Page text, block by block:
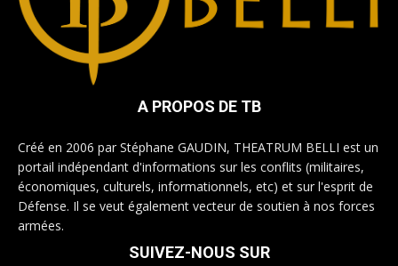
A PROPOS DE TB
Créé en 2006 par Stéphane GAUDIN, THEATRUM BELLI est un
portail indépendant d'informations sur les conflits (militaires,
économiques, culturels, informationnels, etc) et sur l'esprit de
Défense. Il se veut également vecteur de soutien à nos forces
armées.
SUIVEZ-NOUS SUR